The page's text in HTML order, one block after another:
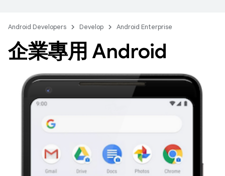
Android Developers Develop Android Enterprise
企業專用 Android